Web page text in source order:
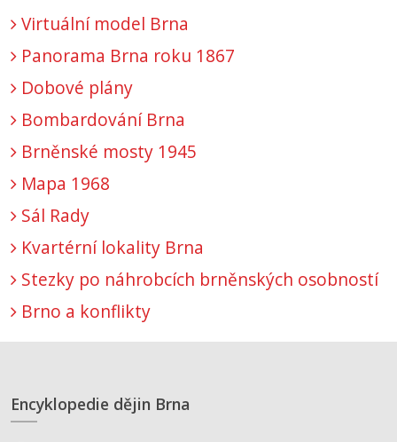
Virtuální model Brna
Panorama Brna roku 1867
Dobové plány
Bombardování Brna
Brněnské mosty 1945
Mapa 1968
Sál Rady
Kvartérní lokality Brna
Stezky po náhrobcích brněnských osobností
Brno a konflikty
Encyklopedie dějin Brna